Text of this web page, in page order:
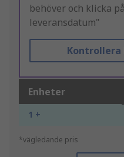
behöver och klicka
leveransdatum"
Kontrollera
Enheter
1 +
*vägledande pris